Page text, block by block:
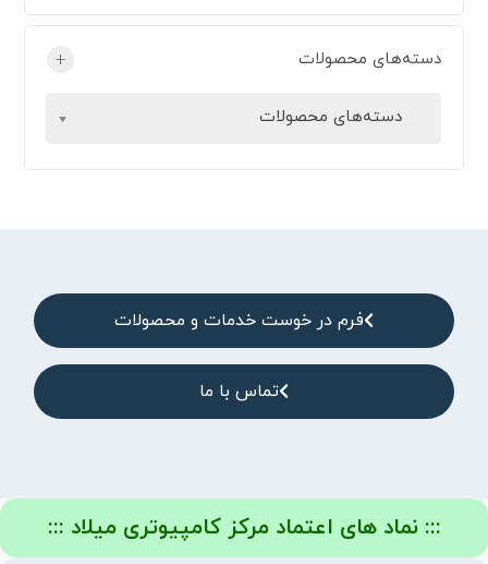
دسته‌های محصولات +
دسته‌های محصولات
فرم در خوست خدمات و محصولات
تماس با ما
::: نماد های اعتماد مرکز کامپیوتری میلاد :::